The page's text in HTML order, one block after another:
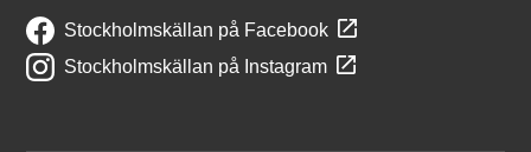
Stockholmskällan på Facebook
Stockholmskällan på Instagram